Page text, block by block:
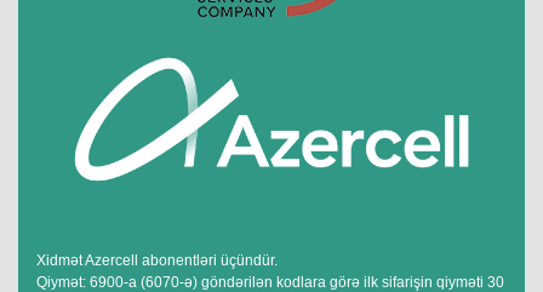
Xidmət Azercell abonentləri üçündür.
Qiymət: 6900-a (6070-ə) göndərilən kodlara görə ilk sifarişin qiyməti 30